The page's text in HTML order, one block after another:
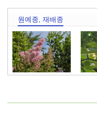
원예종, 재배종
꼬리조팝나무